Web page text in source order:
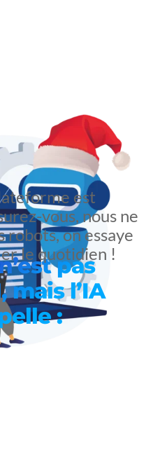
pas
mais l’IA
:
est
vous, nous ne
robots, on essaye
le quotidien !